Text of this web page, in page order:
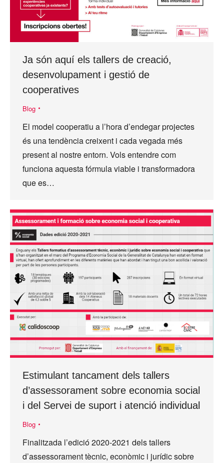
Ja són aquí els tallers de creació,
desenvolupament i gestió de
cooperatives
Blog
El model cooperatiu a l’hora d’endegar projectes
és una tendència creixent i cada vegada més
present al nostre entorn. Vols entendre com
funciona aquesta fórmula viable i transformadora
que es…
Estimulant tancament dels tallers
d’assessorament sobre economia social
i del Servei de suport i atenció individual
Blog
Finalitzada l’edició 2020-2021 dels tallers
d’assessorament tècnic, econòmic i jurídic sobre